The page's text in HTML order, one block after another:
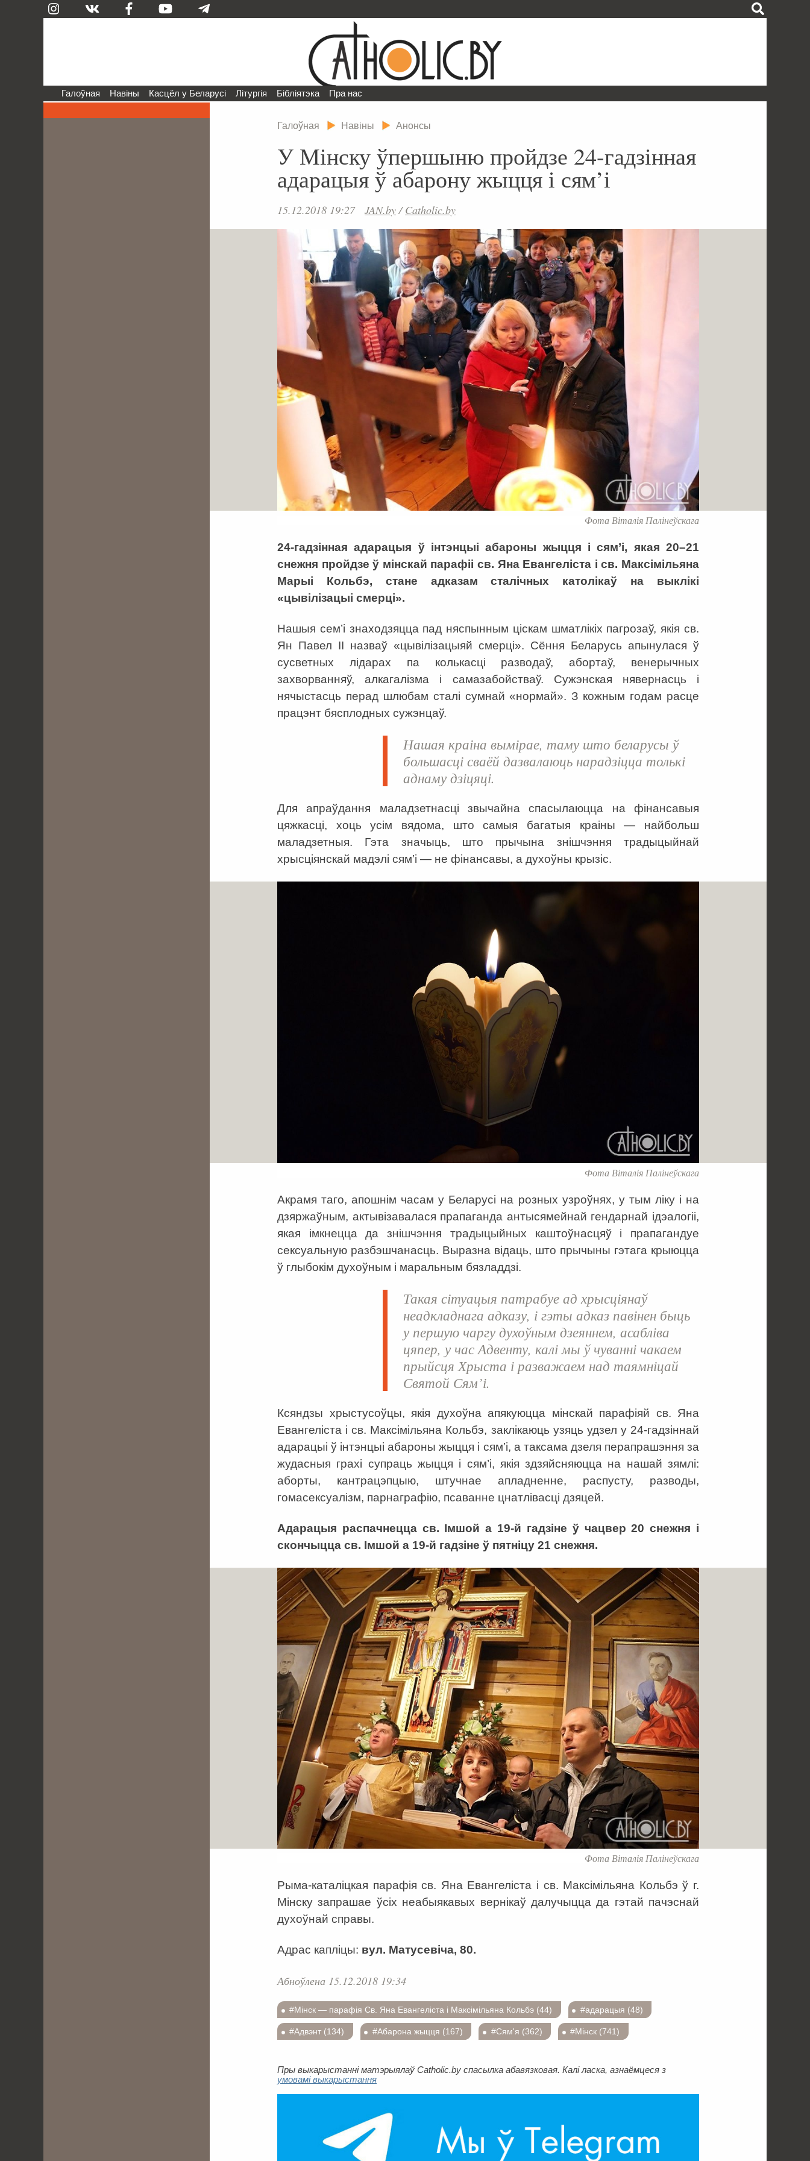
Галоўная Навіны Касцёл у Беларусі Літургія Бібліятэка Пра нас
Галоўная Навіны Анонсы
У Мінску ўпершыню пройдзе 24-гадзінная
адарацыя ў абарону жыцця і сям’і
15.12.2018 19:27 JAN.by/Catholic.by
Фота Віталія Палінеўскага
24-гадзінная адарацыя ў інтэнцыі абароны жыцця і сям’і, якая 20–21
снежня пройдзе ў мінскай парафіі св. Яна Евангеліста і св. Максімільяна
Марыі Кольбэ, стане адказам сталічных католікаў на выклікі
«цывілізацыі смерці».
Нашыя сем’і знаходзяцца пад няспынным ціскам шматлікіх пагрозаў, якія св.
Ян Павел ІІ назваў «цывілізацыяй смерці». Сёння Беларусь апынулася ў
сусветных лідарах па колькасці разводаў, абортаў, венерычных
захворванняў, алкагалізма і самазабойстваў. Сужэнская нявернасць і
нячыстасць перад шлюбам сталі сумнай «нормай». З кожным годам расце
працэнт бясплодных сужэнцаў.
Нашая краіна вымірае, таму што беларусы ў
большасці сваёй дазвалаюць нарадзіцца толькі
аднаму дзіцяці.
Для апраўдання маладзетнасці звычайна спасылаюцца на фінансавыя
цяжкасці, хоць усім вядома, што самыя багатыя краіны — найбольш
маладзетныя. Гэта значыць, што прычына знішчэння традыцыйнай
хрысціянскай мадэлі сям’і — не фінансавы, а духоўны крызіс.
Фота Віталія Палінеўскага
Акрамя таго, апошнім часам у Беларусі на розных узроўнях, у тым ліку і на
дзяржаўным, актывізавалася прапаганда антысямейнай гендарнай ідэалогіі,
якая імкнецца да знішчэння традыцыйных каштоўнасцяў і прапагандуе
сексуальную разбэшчанасць. Выразна відаць, што прычыны гэтага крыюцца
ў глыбокім духоўным і маральным бязладдзі.
Такая сітуацыя патрабуе ад хрысціянаў
неадкладнага адказу, і гэты адказ павінен быць
у першую чаргу духоўным дзеяннем, асабліва
цяпер, у час Адвенту, калі мы ў чуванні чакаем
прыйсця Хрыста і разважаем над таямніцай
Святой Сям’і.
Ксяндзы хрыстусоўцы, якія духоўна апякуюцца мінскай парафіяй св. Яна
Евангеліста і св. Максімільяна Кольбэ, заклікаюць узяць удзел у 24-гадзіннай
адарацыі ў інтэнцыі абароны жыцця і сям’і, а таксама дзеля перапрашэння за
жудасныя грахі супраць жыцця і сям’і, якія здзяйсняюцца на нашай зямлі:
аборты, кантрацэпцыю, штучнае апладненне, распусту, разводы,
гомасексуалізм, парнаграфію, псаванне цнатлівасці дзяцей.
Адарацыя распачнецца св. Імшой а 19-й гадзіне ў чацвер 20 снежня і
скончыцца св. Імшой а 19-й гадзіне ў пятніцу 21 снежня.
Фота Віталія Палінеўскага
Рыма-каталіцкая парафія cв. Яна Евангеліста і св. Максімільяна Кольбэ ў г.
Мінску запрашае ўсіх неабыякавых вернікаў далучыцца да гэтай пачэснай
духоўнай справы.
Адрас капліцы: вул. Матусевіча, 80.
Абноўлена 15.12.2018 19:34
#Мінск — парафія Св. Яна Евангеліста і Максімільяна Кольбэ (44) #адарацыя (48)
#Адвэнт (134) #Абарона жыцця (167) #Сям'я (362) #Мінск (741)
Пры выкарыстанні матэрыялаў Catholic.by спасылка абавязковая. Калі ласка, азнаёмцеся з
умовамі выкарыстання